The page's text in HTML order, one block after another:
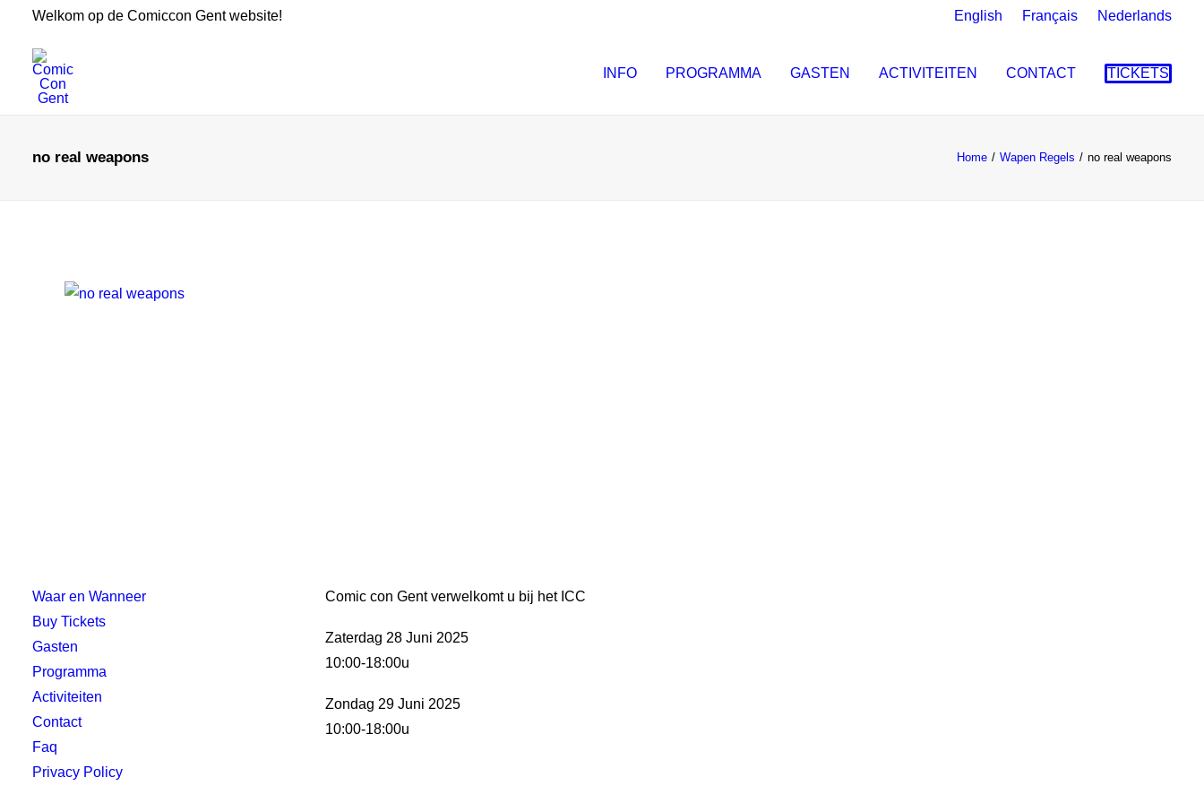
Welkom op de Comiccon Gent website! English Français Nederlands
INFO PROGRAMMA GASTEN ACTIVITEITEN CONTACT TICKETS
no real weapons Home Wapen Regels no real weapons
Waar en Wanneer
Buy Tickets
Gasten
Programma
Activiteiten
Contact
Faq
Privacy Policy
Comic con Gent verwelkomt u bij het ICC
Zaterdag 28 Juni 2025
10:00-18:00u
Zondag 29 Juni 2025
10:00-18:00u